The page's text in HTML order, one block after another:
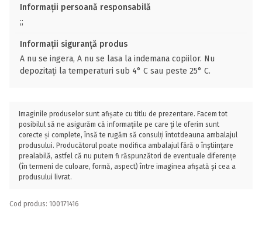
Informații persoană responsabilă
;;
Informații siguranță produs
A nu se ingera, A nu se lasa la indemana copiilor. Nu
depozitați la temperaturi sub 4° C sau peste 25° C.
Imaginile produselor sunt afișate cu titlu de prezentare. Facem tot
posibilul să ne asigurăm că informațiile pe care ți le oferim sunt
corecte și complete, însă te rugăm să consulți întotdeauna ambalajul
produsului. Producătorul poate modifica ambalajul fără o înștiințare
prealabilă, astfel că nu putem fi răspunzători de eventuale diferențe
(în termeni de culoare, formă, aspect) între imaginea afișată și cea a
produsului livrat.
Cod produs: 100171416